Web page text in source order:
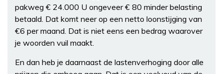
pakweg € 24.000 U ongeveer € 80 minder belasting
betaald. Dat komt neer op een netto loonstijging van
€6 per maand. Dat is niet eens een bedrag waarover
je woorden vuil maakt.
En dan heb je daarnaast de lastenverhoging door alle